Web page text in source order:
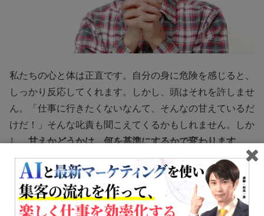
私たちの心と体は正直です。自分の身に危険を感じると、
しっかり反応してくれます。しかし、頭はそれを許しませ
ん。「仕事に行きたくないなんて、そんなの甘えているだ
けだ！」そんな叱責も聞こえてくるかもしれません。しか
し、甘えかどうかは、何を基準にするかで変わります。
たとえば、職場の雰囲気が、どんな困難にも立ち向かう集
団であるという中にいたら、少しの落ち込みでさえ、甘え
だ！と思うでしょう。でも、落ち込んだときはとことん落